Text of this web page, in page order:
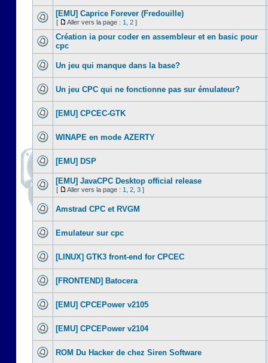
[EMU] Caprice Forever (Fredouille)
[ Aller vers la page : 1 2 ]
Création ia pour coder en assembleur et en basic pour
cpc
Un jeu qui manque dans la base?
Un jeu CPC qui ne fonctionne pas sur émulateur?
[EMU] CPCEC-GTK
WINAPE en mode AZERTY
[EMU] DSP
[EMU] JavaCPC Desktop official release
[ Aller vers la page : 1 2 3 ]
Amstrad CPC et RVGM
Emulateur sur cpc
[LINUX] GTK3 front-end for CPCEC
[FRONTEND] Batocera
[EMU] CPCEPower v2105
[EMU] CPCEPower v2104
ROM Du Hacker de chez Siren Software